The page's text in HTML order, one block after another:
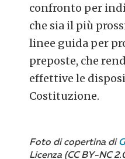
confronto per
che sia il più
linee guida per
preposte, che
effettive le
Costituzione.
Foto di copertina di
Licenza (CC BY-NC